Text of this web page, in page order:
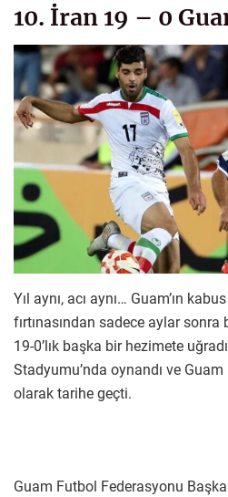
10. İran 19 – 0
Yıl aynı, acı aynı… Guam’ın
fırtınasından sadece aylar sonra
19-0’lık başka bir hezimete
Stadyumu’nda oynandı ve
olarak tarihe geçti.
Guam Futbol Federasyonu